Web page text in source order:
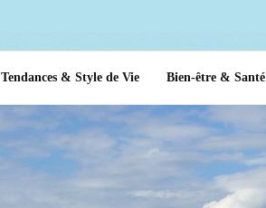
Tendances & Style de Vie Bien-être & Santé